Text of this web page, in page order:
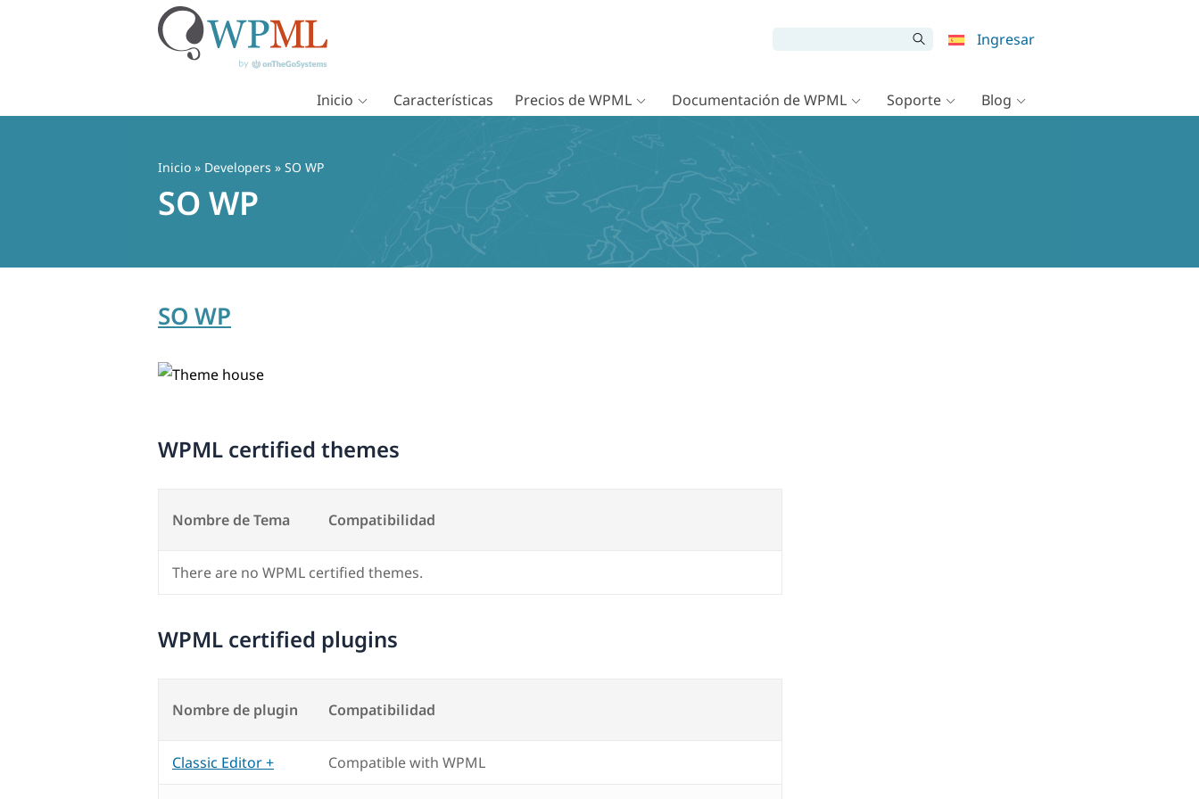
Ingresar
Inicio Características Precios de WPML Documentación de WPML Soporte Blog
Inicio » Developers » SO WP
SO WP
SO WP
WPML certified themes
Nombre de Tema Compatibilidad
There are no WPML certified themes.
WPML certified plugins
Nombre de plugin Compatibilidad
Classic Editor + Compatible with WPML